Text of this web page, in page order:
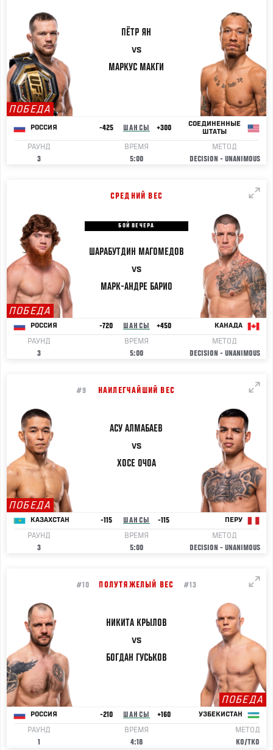
ПОБЕДА
ПЁТР ЯН
VS
МАРКУС МАКГИ
РОССИЯ -425 ШАНСЫ +300
СОЕДИНЕННЫЕ
ШТАТЫ
РАУНД
3
ВРЕМЯ
5:00
МЕТОД
DECISION - UNANIMOUS
СРЕДНИЙ ВЕС
ПОБЕДА
БОЙ ВЕЧЕРА
ШАРАБУТДИН МАГОМЕДОВ
VS
МАРК-АНДРЕ БАРИО
РОССИЯ -720 ШАНСЫ +450 КАНАДА
РАУНД
3
ВРЕМЯ
5:00
МЕТОД
DECISION - UNANIMOUS
#9 НАИЛЕГЧАЙШИЙ ВЕС
ПОБЕДА
АСУ АЛМАБАЕВ
VS
ХОСЕ ОЧОА
КАЗАХСТАН -115 ШАНСЫ -115 ПЕРУ
РАУНД
3
ВРЕМЯ
5:00
МЕТОД
DECISION - UNANIMOUS
#10 ПОЛУТЯЖЕЛЫЙ ВЕС #13
НИКИТА КРЫЛОВ
VS
БОГДАН ГУСЬКОВ
ПОБЕДА
РОССИЯ -210 ШАНСЫ +160 УЗБЕКИСТАН
РАУНД
1
ВРЕМЯ
4:18
МЕТОД
KO/TKO